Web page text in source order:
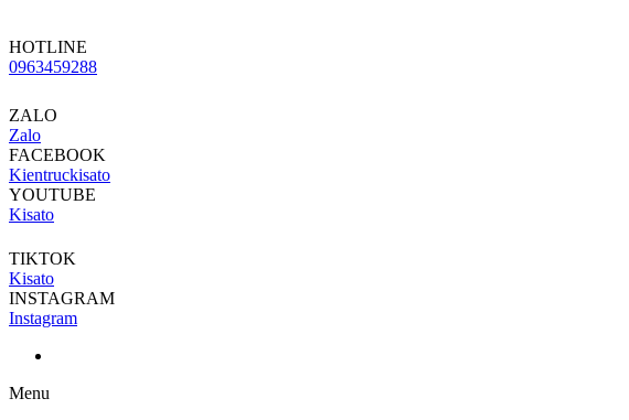
HOTLINE
0963459288
ZALO
Zalo
FACEBOOK
Kientruckisato
YOUTUBE
Kisato
TIKTOK
Kisato
INSTAGRAM
Instagram
Menu